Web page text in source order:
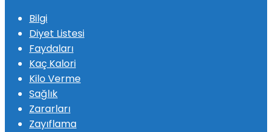
Bilgi
Diyet Listesi
Faydaları
Kaç Kalori
Kilo Verme
Sağlık
Zararları
Zayıflama